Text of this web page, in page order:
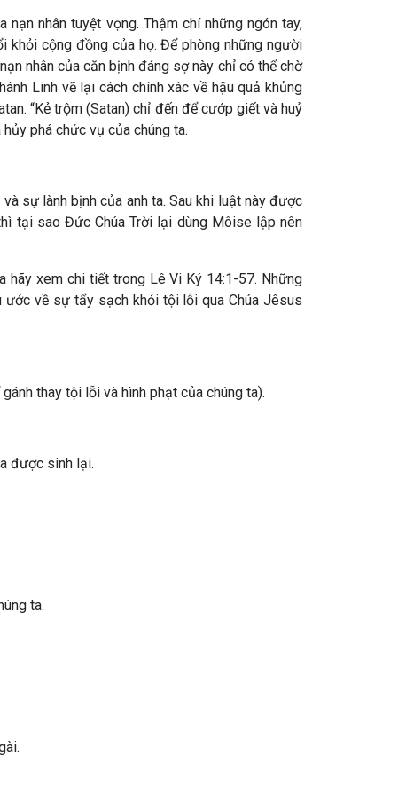
nhân tuyệt vọng. Thậm chí những ngón tay,
khỏi cộng đồng của họ. Để phòng những người
nhân của căn bịnh đáng sợ này chỉ có thể chờ
Linh vẽ lại cách chính xác về hậu quả khủng
“Kẻ trộm (Satan) chỉ đến để cướp giết và huỷ
phá chức vụ của chúng ta.
sự lành bịnh của anh ta. Sau khi luật này được
tại sao Đức Chúa Trời lại dùng Môise lập nên
hãy xem chi tiết trong Lê Vi Ký 14:1-57. Những
về sự tẩy sạch khỏi tội lỗi qua Chúa Jêsus
thay tội lỗi và hình phạt của chúng ta).
được sinh lại.
ta.